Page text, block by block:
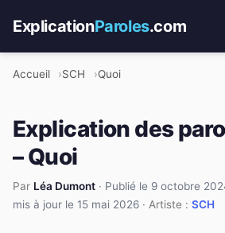
ExplicationParoles.com
Accueil SCH Quoi
Explication des
– Quoi
Par Léa Dumont · Publié le 9 octobre
mis à jour le 15 mai 2026 · Artiste : SCH